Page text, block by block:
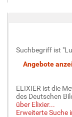
Suchbegriff ist
ELIXIER ist die
des Deutschen
über Elixier...
Erweiterte Suche